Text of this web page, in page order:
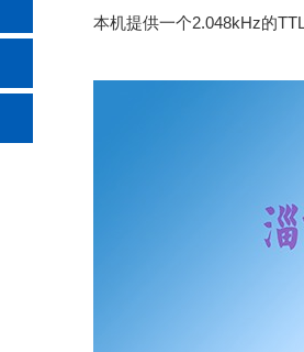
本机提供一个2.048kHz的